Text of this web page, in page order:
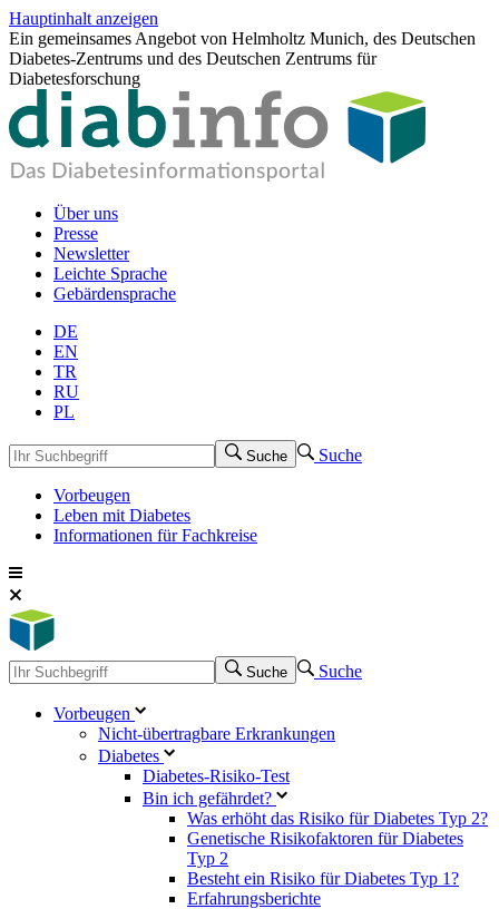
Hauptinhalt anzeigen
Ein gemeinsames Angebot von Helmholtz Munich, des Deutschen
Diabetes-Zentrums und des Deutschen Zentrums für
Diabetesforschung
Über uns
Presse
Newsletter
Leichte Sprache
Gebärdensprache
DE
EN
TR
RU
PL
Suche Suche
Vorbeugen
Leben mit Diabetes
Informationen für Fachkreise
Suche Suche
Vorbeugen
Nicht-übertragbare Erkrankungen
Diabetes
Diabetes-Risiko-Test
Bin ich gefährdet?
Was erhöht das Risiko für Diabetes Typ 2?
Genetische Risikofaktoren für Diabetes
Typ 2
Besteht ein Risiko für Diabetes Typ 1?
Erfahrungsberichte